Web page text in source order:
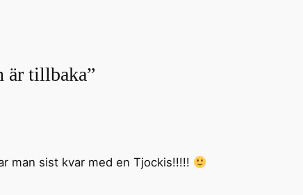
är tillbaka”
man sist kvar med en Tjockis!!!!!